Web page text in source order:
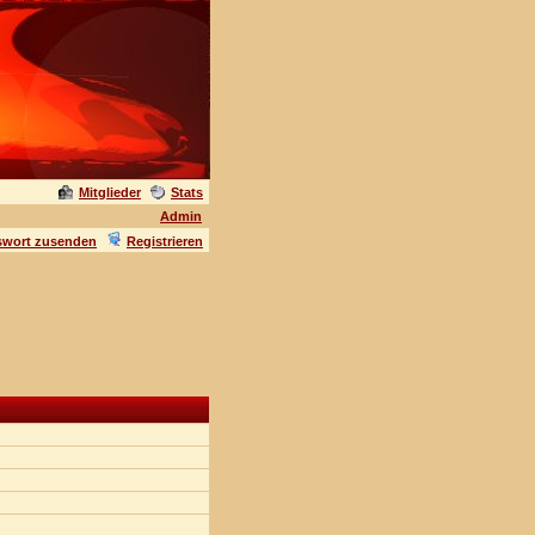
Mitglieder
Stats
Admin
zusenden Registrieren